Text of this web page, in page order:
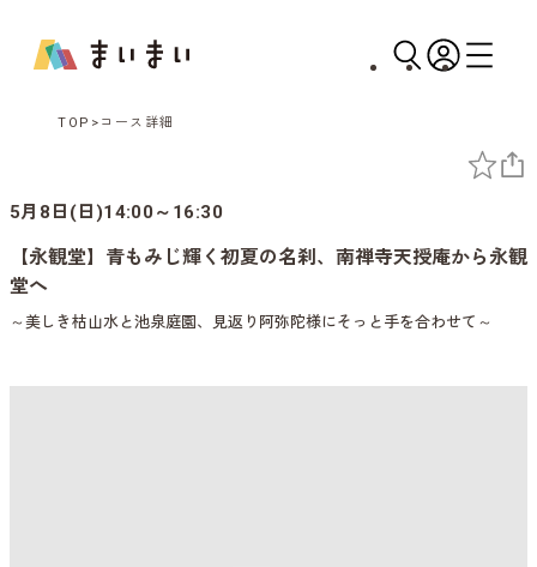
TOP コース詳細
5月8日(日)14:00～16:30
【永観堂】青もみじ輝く初夏の名刹、南禅寺天授庵から永観
堂へ
～美しき枯山水と池泉庭園、見返り阿弥陀様にそっと手を合わせて～